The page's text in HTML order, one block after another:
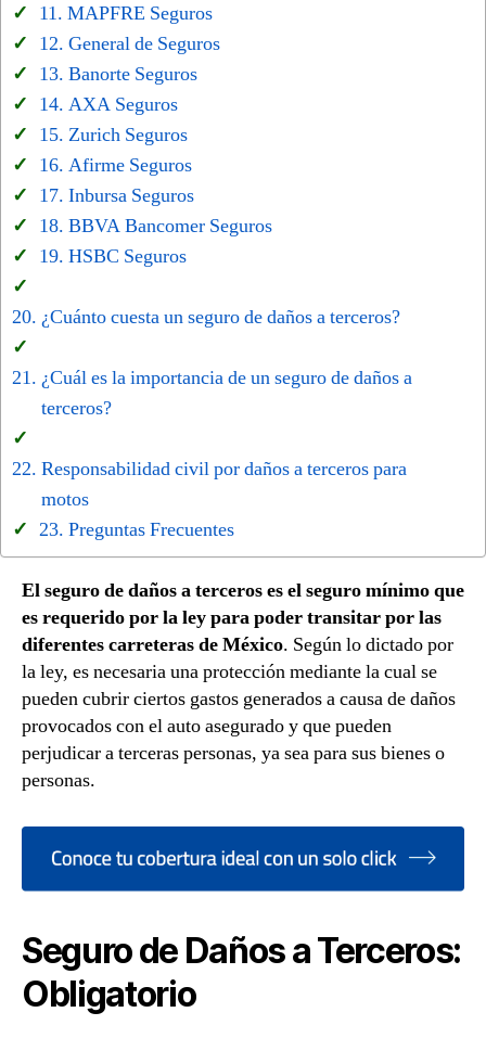
MAPFRE Seguros
General de Seguros
Banorte Seguros
AXA Seguros
Zurich Seguros
Afirme Seguros
Inbursa Seguros
BBVA Bancomer Seguros
HSBC Seguros
¿Cuánto cuesta un seguro de daños a terceros?
¿Cuál es la importancia de un seguro de daños a
terceros?
Responsabilidad civil por daños a terceros para
motos
Preguntas Frecuentes
El seguro de daños a terceros es el seguro mínimo que
es requerido por la ley para poder transitar por las
diferentes carreteras de México. Según lo dictado por
la ley, es necesaria una protección mediante la cual se
pueden cubrir ciertos gastos generados a causa de daños
provocados con el auto asegurado y que pueden
perjudicar a terceras personas, ya sea para sus bienes o
personas.
Seguro de Daños a Terceros:
Obligatorio